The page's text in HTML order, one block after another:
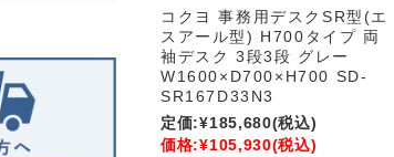
コクヨ 事務用デスクSR型(エ
スアール型) H700タイプ 両
袖デスク 3段3段 グレー
W1600×D700×H700 SD-
SR167D33N3
定価:¥185,680(税込)
価格:¥105,930(税込)